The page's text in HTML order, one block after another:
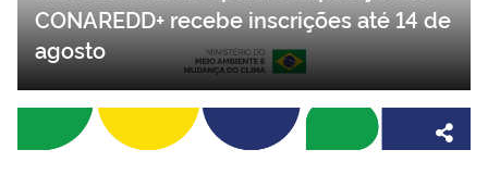
CONAREDD+ recebe inscrições até 14 de
agosto